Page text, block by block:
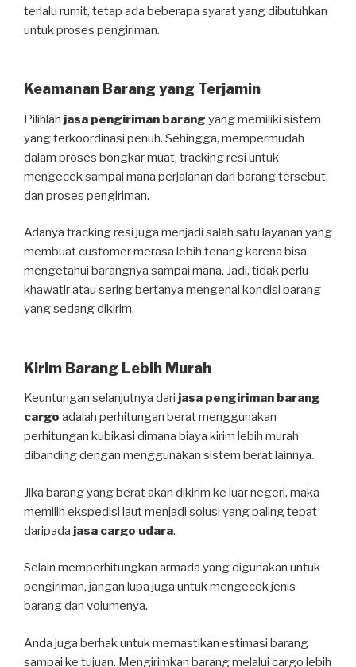
terlalu rumit, tetap ada beberapa syarat yang dibutuhkan
untuk proses pengiriman.
Keamanan Barang yang Terjamin
Pilihlah jasa pengiriman barang yang memiliki sistem
yang terkoordinasi penuh. Sehingga, mempermudah
dalam proses bongkar muat, tracking resi untuk
mengecek sampai mana perjalanan dari barang tersebut,
dan proses pengiriman.
Adanya tracking resi juga menjadi salah satu layanan yang
membuat customer merasa lebih tenang karena bisa
mengetahui barangnya sampai mana. Jadi, tidak perlu
khawatir atau sering bertanya mengenai kondisi barang
yang sedang dikirim.
Kirim Barang Lebih Murah
Keuntungan selanjutnya dari jasa pengiriman barang
cargo adalah perhitungan berat menggunakan
perhitungan kubikasi dimana biaya kirim lebih murah
dibanding dengan menggunakan sistem berat lainnya.
Jika barang yang berat akan dikirim ke luar negeri, maka
memilih ekspedisi laut menjadi solusi yang paling tepat
daripada jasa cargo udara.
Selain memperhitungkan armada yang digunakan untuk
pengiriman, jangan lupa juga untuk mengecek jenis
barang dan volumenya.
Anda juga berhak untuk memastikan estimasi barang
sampai ke tujuan. Mengirimkan barang melalui cargo lebih